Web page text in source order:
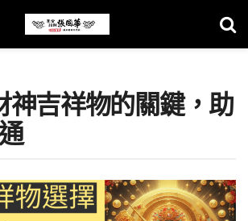
神吉祥物的關鍵，助